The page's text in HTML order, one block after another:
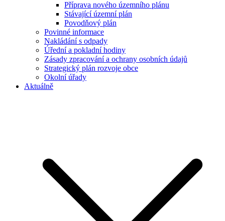
Příprava nového územního plánu
Stávající územní plán
Povodňový plán
Povinné informace
Nakládání s odpady
Úřední a pokladní hodiny
Zásady zpracování a ochrany osobních údajů
Strategický plán rozvoje obce
Okolní úřady
Aktuálně